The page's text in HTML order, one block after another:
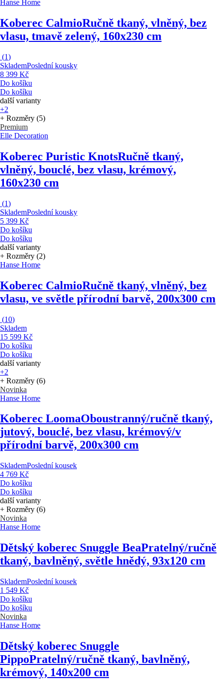
Hanse Home
Koberec CalmioRučně tkaný, vlněný, bez
vlasu, tmavě zelený, 160x230 cm
(1)
SklademPoslední kousky
8 399 Kč
Do košíku
Do košíku
další varianty
+2
+ Rozměry (5)
Premium
Elle Decoration
Koberec Puristic KnotsRučně tkaný,
vlněný, bouclé, bez vlasu, krémový,
160x230 cm
(1)
SklademPoslední kousky
5 399 Kč
Do košíku
Do košíku
další varianty
+ Rozměry (2)
Hanse Home
Koberec CalmioRučně tkaný, vlněný, bez
vlasu, ve světle přírodní barvě, 200x300 cm
(10)
Skladem
15 599 Kč
Do košíku
Do košíku
další varianty
+2
+ Rozměry (6)
Novinka
Hanse Home
Koberec LoomaOboustranný/ručně tkaný,
jutový, bouclé, bez vlasu, krémový/v
přírodní barvě, 200x300 cm
SklademPoslední kousek
4 769 Kč
Do košíku
Do košíku
další varianty
+ Rozměry (6)
Novinka
Hanse Home
Dětský koberec Snuggle BeaPratelný/ručně
tkaný, bavlněný, světle hnědý, 93x120 cm
SklademPoslední kousek
1 549 Kč
Do košíku
Do košíku
Novinka
Hanse Home
Dětský koberec Snuggle
PippoPratelný/ručně tkaný, bavlněný,
krémový, 140x200 cm